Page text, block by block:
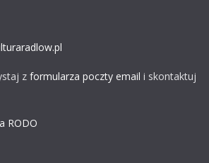
z formularza poczty email i skontaktuj
RODO